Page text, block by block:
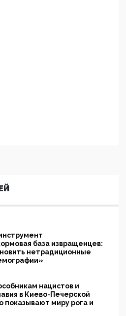
база извращенцев:
нетрадиционные
нацистов и
в Киево-Печерской
показывают миру рога и